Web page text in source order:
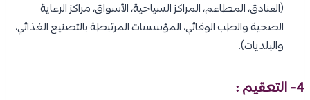
(الفنادق، المطاعم، المراكز السياحية، الأسواق، مراكز الرعاية
الصحية والطب الوقائي، المؤسسات المرتبطة بالتصنيع الغذائي،
والبلديات).
4- التعقيم :